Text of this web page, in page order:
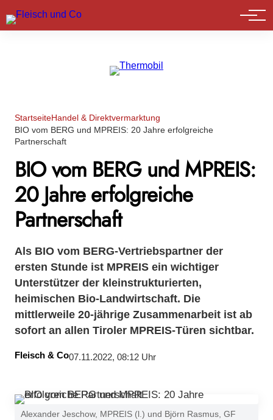
Marktführer
StartseiteHandel & Direktvermarktung
BIO vom BERG und MPREIS: 20 Jahre erfolgreiche
Partnerschaft
BIO vom BERG und MPREIS:
20 Jahre erfolgreiche
Partnerschaft
Als BIO vom BERG-Vertriebspartner der
ersten Stunde ist MPREIS ein wichtiger
Unterstützer der kleinstrukturierten,
heimischen Bio-Landwirtschaft. Die
mittlerweile 20-jährige Zusammenarbeit ist ab
sofort an allen Tiroler MPREIS-Türen sichtbar.
Fleisch & Co07.11.2022, 08:12 Uhr
Alexander Jeschow, MPREIS (l.) und Björn Rasmus, GF